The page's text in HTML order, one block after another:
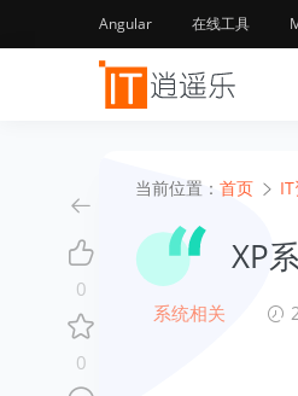
Angular 在线工具
当前位置： 首页
XP
系统相关
0
0